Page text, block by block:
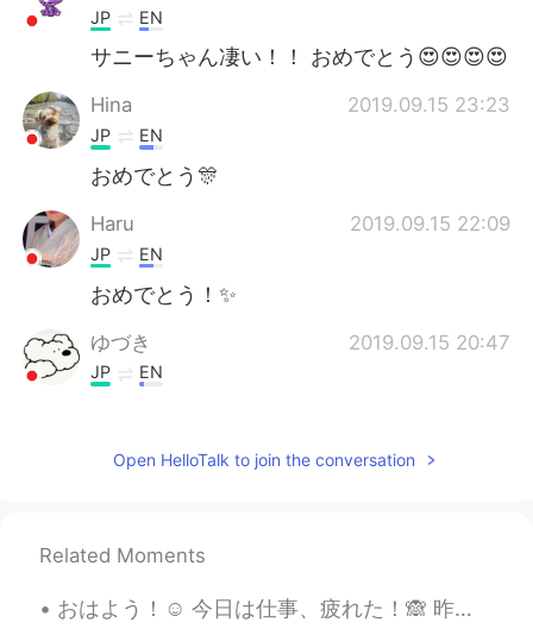
JP EN
サニーちゃん凄い！！ おめでとう😍😍😍😍
Hina 2019.09.15 23:23
JP EN
おめでとう🎊
Haru 2019.09.15 22:09
JP EN
おめでとう！✨
ゆづき 2019.09.15 20:47
JP EN
Isabelleイサベル 2019.09.15 20:08
EN JP
Open HelloTalk to join the conversation
Related Moments
おはよう！☺️ 今日は仕事、疲れた！🙈 昨日と同じ🙊 at least I have one day left until the weekend! 🤩 Next week at work, ...